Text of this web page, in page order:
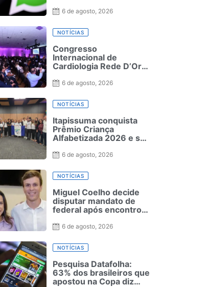
6 de agosto, 2026
NOTÍCIAS
Congresso
Internacional de
Cardiologia Rede D’Or
Brasil e do exterior no
6 de agosto, 2026
NOTÍCIAS
Itapissuma conquista
Prêmio Criança
Alfabetizada 2026 e se
em Pernambuco
6 de agosto, 2026
NOTÍCIAS
Miguel Coelho decide
disputar mandato de
federal após encontro
6 de agosto, 2026
NOTÍCIAS
Pesquisa Datafolha:
63% dos brasileiros que
apostou na Copa diz